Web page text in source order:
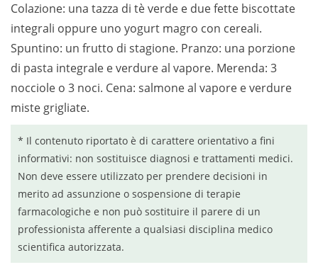
Colazione: una tazza di tè verde e due fette biscottate
integrali oppure uno yogurt magro con cereali.
Spuntino: un frutto di stagione. Pranzo: una porzione
di pasta integrale e verdure al vapore. Merenda: 3
nocciole o 3 noci. Cena: salmone al vapore e verdure
miste grigliate.
* Il contenuto riportato è di carattere orientativo a fini
informativi: non sostituisce diagnosi e trattamenti medici.
Non deve essere utilizzato per prendere decisioni in
merito ad assunzione o sospensione di terapie
farmacologiche e non può sostituire il parere di un
professionista afferente a qualsiasi disciplina medico
scientifica autorizzata.